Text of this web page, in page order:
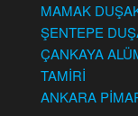
MAMAK
ŞENTEPE
ÇANKAYA
TAMİRİ
ANKARA